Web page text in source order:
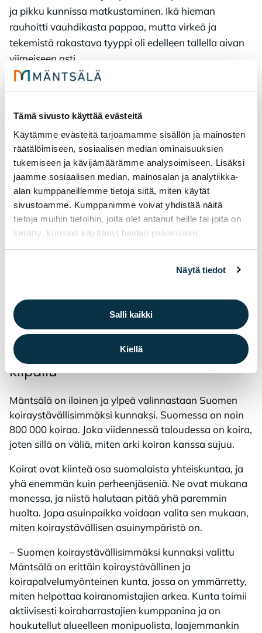
Tämä sivusto käyttää evästeitä
Käytämme evästeitä tarjoamamme sisällön ja mainosten
räätälöimiseen, sosiaalisen median ominaisuuksien
tukemiseen ja kävijämäärämme analysoimiseen. Lisäksi
jaamme sosiaalisen median, mainosalan ja analytiikka-
alan kumppaneillemme tietoja siitä, miten käytät
sivustoamme. Kumppanimme voivat yhdistää näitä
tietoja muihin tietoihin, joita olet antanut heille tai joita on
kerätty, kun olet käyttänyt heidän palvelujaan.
Näytä tiedot
Salli kaikki
Kiellä
ja pikku kunnissa matkustaminen. Ikä hieman
rauhoitti vauhdikasta pappaa, mutta virkeä ja
tekemistä rakastava tyyppi oli edelleen tallella aivan
viimeiseen asti.
Perheen toinen labbis Hippo on myös ollut aina
lajia, joista noutajan rodunomaiset lajit (noutajien
taipumuskoe sekä noutajien metsästyskokeet) sekä
mejä eli metsästyskoirien jäljestäminen ovat
päälajeina. Hippo nauttii sylissä olosta, nenän
käytöstä ja koirakavereista. Hippo auttelekin Veetiä
Kuntanuuskun tehtävissä aina kun mahdollista.
Seu­raa so­mes­sa, tyk­kää ja eh­do­ta koi­
rays­tä­väl­li­siä paik­ko­ja ja pal­ve­lui­ta
mis­koh­teik­si: Ins­ta­gra­mis­sa: @kun­ta­
Mänt­sä­län Kun­ta­nuus­ku
Suo­men koi­rays­tä­väl­li­sin kun­ta -
kil­pai­lu
Mäntsälä on iloinen ja ylpeä valinnastaan Suomen
koiraystävällisimmäksi kunnaksi. Suomessa on noin
800 000 koiraa. Joka viidennessä taloudessa on koira,
joten sillä on väliä, miten arki koiran kanssa sujuu.
Koirat ovat kiinteä osa suomalaista yhteiskuntaa, ja
yhä enemmän kuin perheenjäseniä. Ne ovat mukana
monessa, ja niistä halutaan pitää yhä paremmin
huolta. Jopa asuinpaikka voidaan valita sen mukaan,
miten koiraystävällisen asuinympäristö on.
– Suomen koiraystävällisimmäksi kunnaksi valittu
Mäntsälä on erittäin koiraystävällinen ja
koirapalvelumyönteinen kunta, jossa on ymmärretty,
miten helpottaa koiranomistajien arkea. Kunta toimii
aktiivisesti koiraharrastajien kumppanina ja on
houkutellut alueelleen monipuolista, laajemmankin